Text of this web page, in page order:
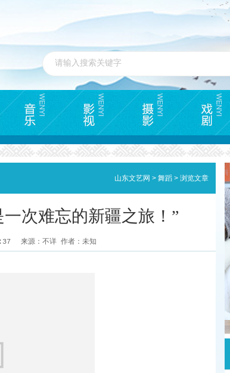
山东文艺网 > 舞蹈 > 浏览文章
次难忘的新疆之旅！”
来源：不详 作者：未知